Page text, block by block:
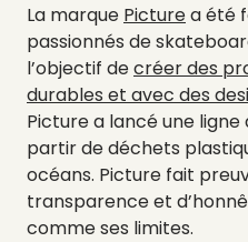
La marque Picturea été
passionnés de
l’objectif decréer des
durables et avec des
Picture a lancé une
partir de déchets
océans. Picture fait
transparence et
comme ses limites.